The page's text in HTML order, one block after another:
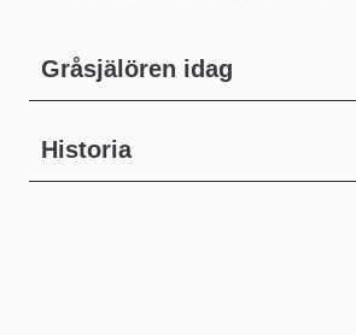
Gråsjälören idag
Historia